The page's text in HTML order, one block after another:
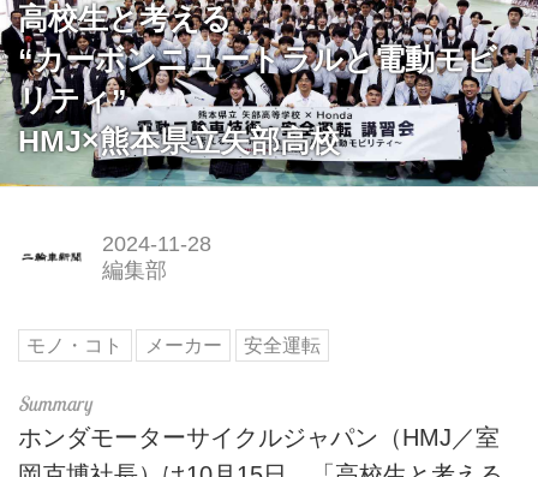
高校生と考える
“カーボンニュートラルと電動モビ
リティ”
HMJ×熊本県立矢部高校
2024-11-28
編集部
モノ・コト メーカー 安全運転
ホンダモーターサイクルジャパン（HMJ／室